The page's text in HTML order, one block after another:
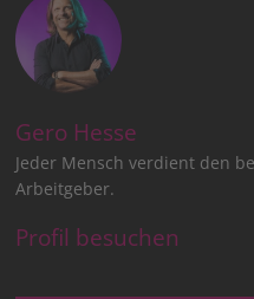
Gero Hesse
Jeder Mensch verdient den
Arbeitgeber.
Profil besuchen